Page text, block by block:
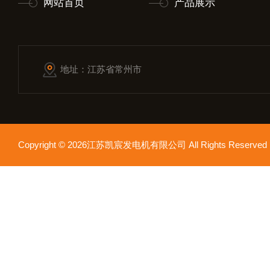
网站首页 产品展示
地址：江苏省常州市
Copyright © 2026江苏凯宸发电机有限公司 All Rights